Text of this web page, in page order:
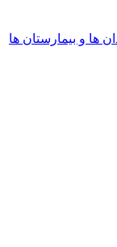
ها و بیمارستان ها